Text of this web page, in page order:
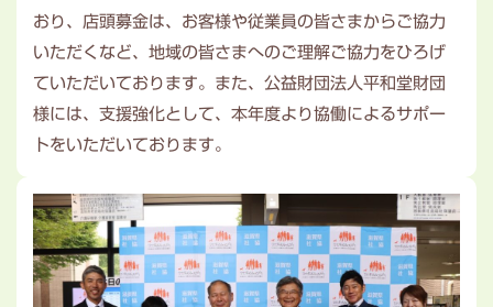
おり、店頭募金は、お客様や従業員の皆さまからご協力
いただくなど、地域の皆さまへのご理解ご協力をひろげ
ていただいております。また、公益財団法人平和堂財団
様には、支援強化として、本年度より協働によるサポー
トをいただいております。